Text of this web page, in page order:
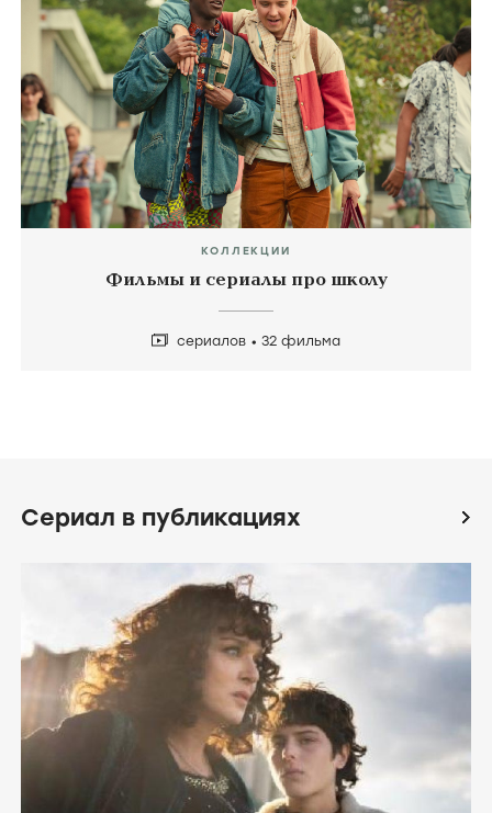
КОЛЛЕКЦИИ
Сериалы про Италию
17 сериалов 3 фильма
КОЛЛЕКЦИИ
сериалов 32 фильма
Сериал в публикациях